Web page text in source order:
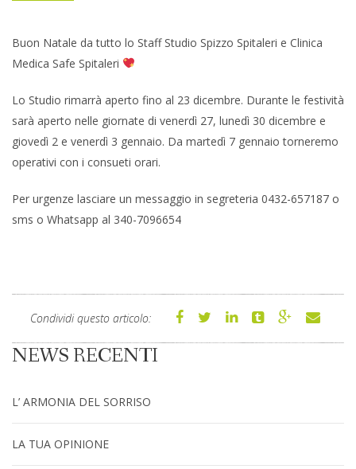
Buon Natale da tutto lo Staff Studio Spizzo Spitaleri e Clinica
Medica Safe Spitaleri
Lo Studio rimarrà aperto fino al 23 dicembre. Durante le festività
sarà aperto nelle giornate di venerdì 27, lunedì 30 dicembre e
giovedì 2 e venerdì 3 gennaio. Da martedì 7 gennaio torneremo
operativi con i consueti orari.
Per urgenze lasciare un messaggio in segreteria 0432-657187 o
sms o Whatsapp al 340-7096654
Condividi questo articolo:
NEWS RECENTI
L’ ARMONIA DEL SORRISO
LA TUA OPINIONE